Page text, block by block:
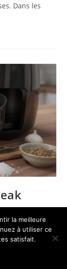
Dans les
pour
entre
:
la meilleure
à utiliser ce
satisfait.